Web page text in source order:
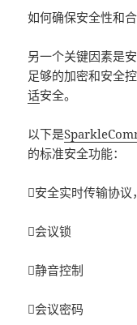
如何确保安全性和
另一个关键因素是
足够的加密和安全
话安全。
以下是
的标准安全功能：
安全实时传输协议
会议锁
静音控制
会议密码